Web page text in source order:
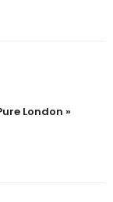
London »